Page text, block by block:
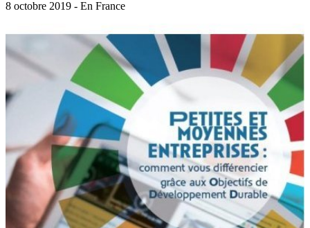
8 octobre 2019 - En France